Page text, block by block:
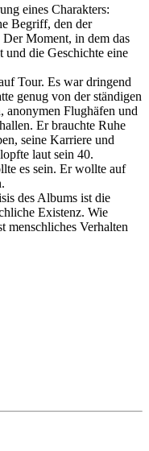
eines Charakters:
Begriff, den der
Moment, in dem das
und die Geschichte eine
Tour. Es war dringend
genug von der ständigen
anonymen Flughäfen und
Er brauchte Ruhe
seine Karriere und
laut sein 40.
es sein. Er wollte auf
des Albums ist die
Existenz. Wie
menschliches Verhalten